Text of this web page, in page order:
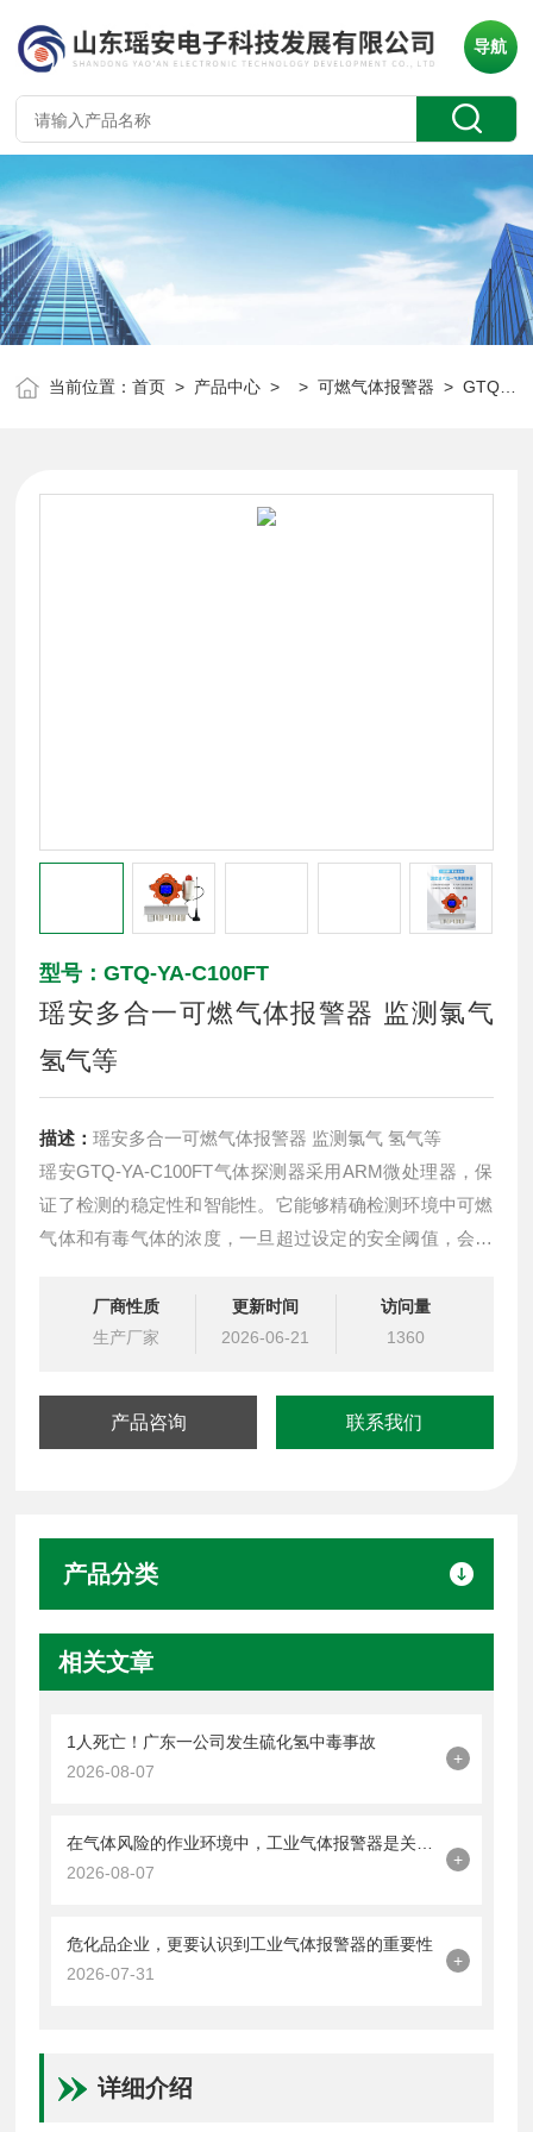
导航
当前位置：首页 > 产品中心 > >可燃气体报警器 > GTQ-YA-C100FT瑶安多合一可燃气体报警器 监测氯气 氢气等
型号：GTQ-YA-C100FT
瑶安多合一可燃气体报警器 监测氯气
氢气等
描述：瑶安多合一可燃气体报警器 监测氯气 氢气等
瑶安GTQ-YA-C100FT气体探测器采用ARM微处理器，保
证了检测的稳定性和智能性。它能够精确检测环境中可燃
气体和有毒气体的浓度，一旦超过设定的安全阈值，会立
出警示，确保人们能够迅速察觉并采取应急措施。
厂商性质
生产厂家
更新时间
2026-06-21
访问量
1360
产品咨询 联系我们
产品分类
相关文章
1人死亡！广东一公司发生硫化氢中毒事故
2026-08-07
+
2026-08-07
+
危化品企业，更要认识到工业气体报警器的重要性
2026-07-31
+
详细介绍